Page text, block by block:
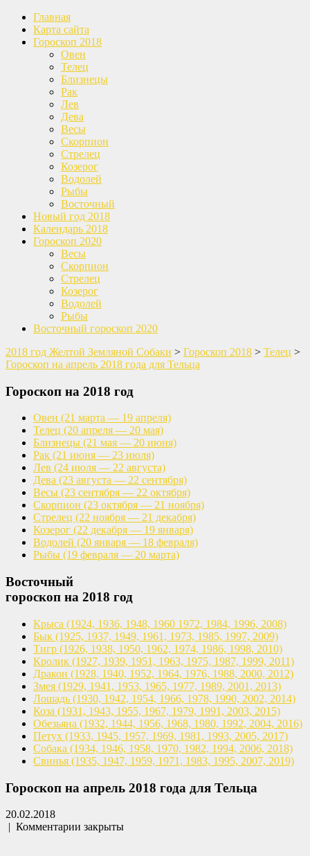
Главная
Карта сайта
Гороскоп 2018
Овен
Телец
Близнецы
Рак
Лев
Дева
Весы
Скорпион
Стрелец
Козерог
Водолей
Рыбы
Восточный
Новый год 2018
Календарь 2018
Гороскоп 2020
Весы
Скорпион
Стрелец
Козерог
Водолей
Рыбы
Восточный гороскоп 2020
2018 год Желтой Земляной Собаки > Гороскоп 2018 > Телец >
Гороскоп на апрель 2018 года для Тельца
Гороскоп на 2018 год
Овен (21 марта — 19 апреля)
Телец (20 апреля — 20 мая)
Близнецы (21 мая — 20 июня)
Рак (21 июня — 23 июля)
Лев (24 июля — 22 августа)
Дева (23 августа — 22 сентября)
Весы (23 сентября — 22 октября)
Скорпион (23 октября — 21 ноября)
Стрелец (22 ноября — 21 декабря)
Козерог (22 декабря — 19 января)
Водолей (20 января — 18 февраля)
Рыбы (19 февраля — 20 марта)
Восточный
гороскоп на 2018 год
Крыса (1924, 1936, 1948, 1960 1972, 1984, 1996, 2008)
Бык (1925, 1937, 1949, 1961, 1973, 1985, 1997, 2009)
Тигр (1926, 1938, 1950, 1962, 1974, 1986, 1998, 2010)
Кролик (1927, 1939, 1951, 1963, 1975, 1987, 1999, 2011)
Дракон (1928, 1940, 1952, 1964, 1976, 1988, 2000, 2012)
Змея (1929, 1941, 1953, 1965, 1977, 1989, 2001, 2013)
Лошадь (1930, 1942, 1954, 1966, 1978, 1990, 2002, 2014)
Коза (1931, 1943, 1955, 1967, 1979, 1991, 2003, 2015)
Обезьяна (1932, 1944, 1956, 1968, 1980, 1992, 2004, 2016)
Петух (1933, 1945, 1957, 1969, 1981, 1993, 2005, 2017)
Собака (1934, 1946, 1958, 1970, 1982, 1994, 2006, 2018)
Свинья (1935, 1947, 1959, 1971, 1983, 1995, 2007, 2019)
Гороскоп на апрель 2018 года для Тельца
20.02.2018
| Комментарии закрыты